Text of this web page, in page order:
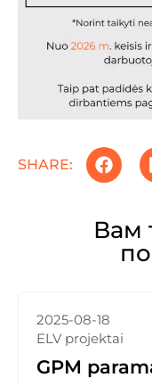
SHARE:
Вам
2025-08-18
ELV projektai
GPM